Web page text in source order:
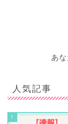
あ
人気記事
1